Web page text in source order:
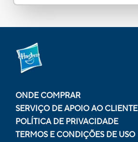
ONDE COMPRAR
SERVIÇO DE APOIO AO CLIENTE
POLÍTICA DE PRIVACIDADE
TERMOS E CONDIÇÕES DE USO